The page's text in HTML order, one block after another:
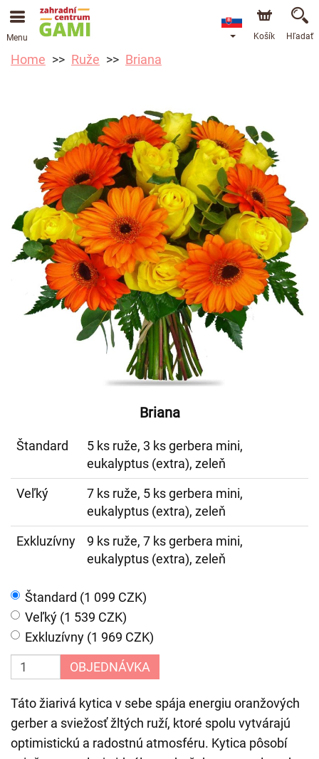
Menu Košík Hľadať
Home Ruže Briana
Briana
Štandard
5 ks ruže, 3 ks gerbera mini,
eukalyptus (extra), zeleň
Veľký
7 ks ruže, 5 ks gerbera mini,
eukalyptus (extra), zeleň
Exkluzívny
9 ks ruže, 7 ks gerbera mini,
eukalyptus (extra), zeleň
Štandard (1 099 CZK)
Veľký (1 539 CZK)
Exkluzívny (1 969 CZK)
OBJEDNÁVKA
Táto žiarivá kytica v sebe spája energiu oranžových
gerber a sviežosť žltých ruží, ktoré spolu vytvárajú
optimistickú a radostnú atmosféru. Kytica pôsobí